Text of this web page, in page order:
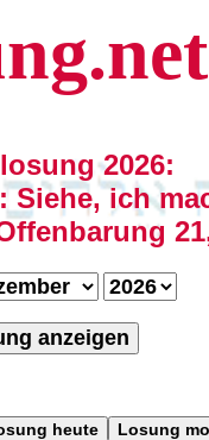
2026:
Siehe, ich
anzeigen
heute
Losung